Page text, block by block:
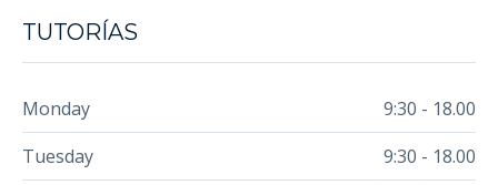
TUTORÍAS
Monday
9:30 - 18.00
Tuesday
9:30 - 18.00